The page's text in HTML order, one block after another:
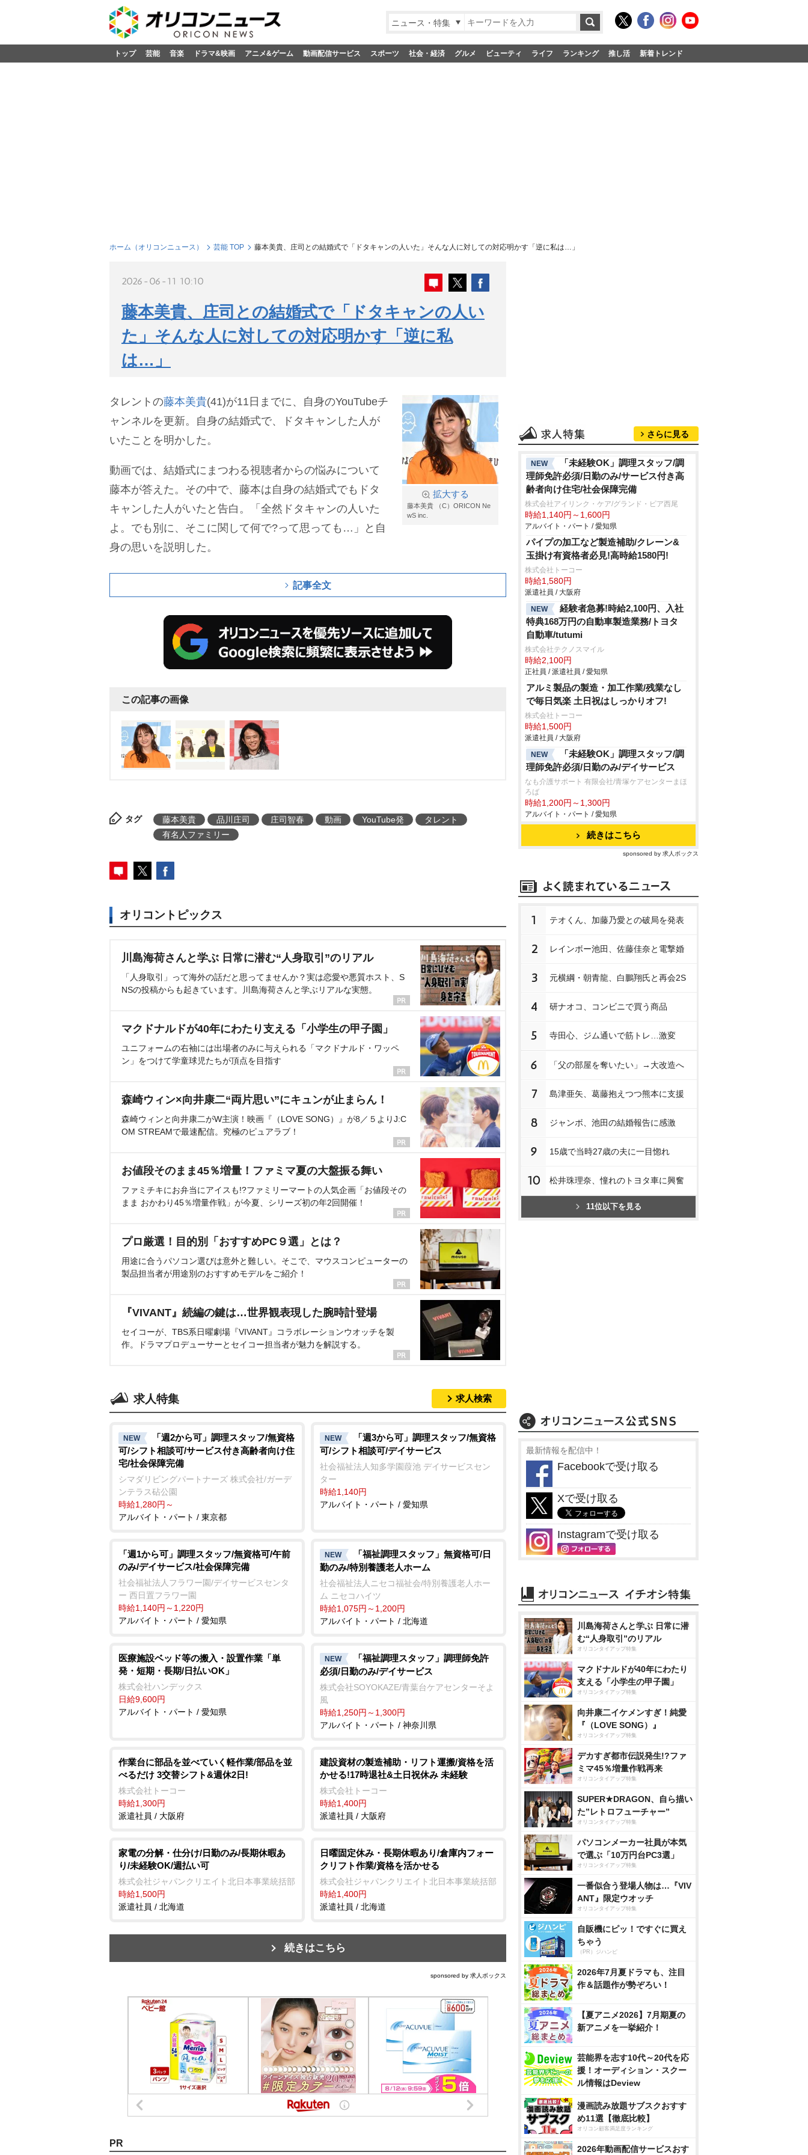
ニュース・特集
トップ 芸能 音楽 ドラマ&映画 アニメ&ゲーム 動画配信サービス スポーツ 社会・経済 グルメ ビューティ ライフ ランキング 推し活 新着トレンド
ホーム（オリコンニュース） 芸能 TOP 藤本美貴、庄司との結婚式で「ドタキャンの人いた」そんな人に対しての対応明かす「逆に私は…」
2026-06-11 10:10
藤本美貴、庄司との結婚式で「ドタキャンの人い
た」そんな人に対しての対応明かす「逆に私
は…」
拡大する
藤本美貴 （C）ORICON Ne
wS inc.
タレントの藤本美貴(41)が11日までに、自身のYouTubeチ
ャンネルを更新。自身の結婚式で、ドタキャンした人が
いたことを明かした。
動画では、結婚式にまつわる視聴者からの悩みについて
藤本が答えた。その中で、藤本は自身の結婚式でもドタ
キャンした人がいたと告白。「全然ドタキャンの人いた
よ。でも別に、そこに関して何で?って思っても…」と自
身の思いを説明した。
記事全文
この記事の画像
タグ 藤本美貴 品川庄司 庄司智春 動画 YouTube発
タレント
有名人ファミリー
オリコントピックス
川島海荷さんと学ぶ 日常に潜む“人身取引”のリアル
「人身取引」って海外の話だと思ってませんか？実は恋愛や悪質ホスト、S
NSの投稿からも起きています。川島海荷さんと学ぶリアルな実態。
マクドナルドが40年にわたり支える「小学生の甲子園」
ユニフォームの右袖には出場者のみに与えられる「マクドナルド・ワッペ
ン」をつけて学童球児たちが頂点を目指す
森崎ウィン×向井康二“両片思い”にキュンが止まらん！
森崎ウィンと向井康二がW主演！映画『（LOVE SONG）』が8／５よりJ:C
OM STREAMで最速配信。究極のピュアラブ！
お値段そのまま45％増量！ファミマ夏の大盤振る舞い
ファミチキにお弁当にアイスも!?ファミリーマートの人気企画「お値段その
まま おかわり45％増量作戦」が今夏、シリーズ初の年2回開催！
プロ厳選！目的別「おすすめPC９選」とは？
用途に合うパソコン選びは意外と難しい。そこで、マウスコンピューターの
製品担当者が用途別のおすすめモデルをご紹介！
『VIVANT』続編の鍵は…世界観表現した腕時計登場
セイコーが、TBS系日曜劇場『VIVANT』コラボレーションウオッチを製
作。ドラマプロデューサーとセイコー担当者が魅力を解説する。
求人特集 求人検索
NEW
「週2から可」調理スタッフ/無資格
可/シフト相談可/サービス付き高齢者向け住
宅/社会保障完備
シマダリビングパートナーズ 株式会社/ガーデ
ンテラス砧公園
時給1,280円～
アルバイト・パート / 東京都
NEW
「週3から可」調理スタッフ/無資格
可/シフト相談可/デイサービス
社会福祉法人知多学園葭池 デイサービスセン
ター
時給1,140円
アルバイト・パート / 愛知県
「週1から可」調理スタッフ/無資格可/午前
のみ/デイサービス/社会保障完備
社会福祉法人フラワー園/デイサービスセンタ
ー 西日置フラワー園
時給1,140円～1,220円
アルバイト・パート / 愛知県
NEW
「福祉調理スタッフ」無資格可/日
勤のみ/特別養護老人ホーム
社会福祉法人ニセコ福祉会/特別養護老人ホー
ム ニセコハイツ
時給1,075円～1,200円
アルバイト・パート / 北海道
医療施設ベッド等の搬入・設置作業「単
発・短期・長期/日払いOK」
株式会社ハンデックス
日給9,600円
アルバイト・パート / 愛知県
NEW
「福祉調理スタッフ」調理師免許
必須/日勤のみ/デイサービス
株式会社SOYOKAZE/青葉台ケアセンターそよ
風
時給1,250円～1,300円
アルバイト・パート / 神奈川県
作業台に部品を並べていく軽作業/部品を並
べるだけ 3交替シフト&週休2日!
株式会社トーコー
時給1,300円
派遣社員 / 大阪府
建設資材の製造補助・リフト運搬/資格を活
かせる!17時退社&土日祝休み 未経験
株式会社トーコー
時給1,400円
派遣社員 / 大阪府
家電の分解・仕分け/日勤のみ/長期休暇あ
り/未経験OK/週払い可
株式会社ジャパンクリエイト北日本事業統括部
時給1,500円
派遣社員 / 北海道
日曜固定休み・長期休暇あり/倉庫内フォー
クリフト作業/資格を活かせる
株式会社ジャパンクリエイト北日本事業統括部
時給1,400円
派遣社員 / 北海道
続きはこちら
sponsored by 求人ボックス
PR
さらに見る
NEW
「未経験OK」調理スタッフ/調
理師免許必須/日勤のみ/サービス付き高
齢者向け住宅/社会保障完備
株式会社アイリンク・ケア/グランド・ピア西尾
時給1,140円～1,600円
アルバイト・パート / 愛知県
パイプの加工など製造補助/クレーン&
玉掛け有資格者必見!高時給1580円!
株式会社トーコー
時給1,580円
派遣社員 / 大阪府
NEW
経験者急募!時給2,100円、入社
特典168万円の自動車製造業務/トヨタ
自動車/tutumi
株式会社テクノスマイル
時給2,100円
正社員 / 派遣社員 / 愛知県
アルミ製品の製造・加工作業/残業なし
で毎日気楽 土日祝はしっかりオフ!
株式会社トーコー
時給1,500円
派遣社員 / 大阪府
NEW
「未経験OK」調理スタッフ/調
理師免許必須/日勤のみ/デイサービス
なも介護サポート 有限会社/青塚ケアセンターまほ
ろば
時給1,200円～1,300円
アルバイト・パート / 愛知県
続きはこちら
sponsored by 求人ボックス
1 テオくん、加藤乃愛との破局を発表
2 レインボー池田、佐藤佳奈と電撃婚
3 元横綱・朝青龍、白鵬翔氏と再会2S
4 研ナオコ、コンビニで買う商品
5 寺田心、ジム通いで筋トレ…激変
6 「父の部屋を奪いたい」→大改造へ
7 島津亜矢、葛藤抱えつつ熊本に支援
8 ジャンボ、池田の結婚報告に感激
9 15歳で当時27歳の夫に一目惚れ
10 松井珠理奈、憧れのトヨタ車に興奮
11位以下を見る
最新情報を配信中！
Facebookで受け取る
Xで受け取る
Instagramで受け取る
川島海荷さんと学ぶ 日常に潜
む“人身取引”のリアル
オリコンタイアップ特集
マクドナルドが40年にわたり
支える「小学生の甲子園」
オリコンタイアップ特集
向井康二イケメンすぎ！純愛
『（LOVE SONG）』
オリコンタイアップ特集
デカすぎ都市伝説発生!?ファ
ミマ45％増量作戦再来
オリコンタイアップ特集
SUPER★DRAGON、自ら描い
た”レトロフューチャー”
オリコンタイアップ特集
パソコンメーカー社員が本気
で選ぶ「10万円台PC3選」
オリコンタイアップ特集
一番似合う登場人物は…『VIV
ANT』限定ウオッチ
オリコンタイアップ特集
自販機にピッ！ですぐに買え
ちゃう
（PR）ジハンピ
2026年7月夏ドラマも、注目
作＆話題作が勢ぞろい！
【夏アニメ2026】7月期夏の
新アニメを一挙紹介！
芸能界を志す10代～20代を応
援！オーディション・スクー
ル情報はDeview
漫画読み放題サブスクおすす
め11選【徹底比較】
オリコン顧客満足度ランキング
2026年動画配信サービスおす